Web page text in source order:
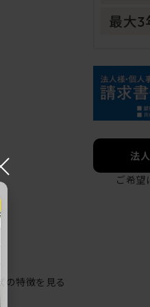
法
ご希望
の特徴を見る